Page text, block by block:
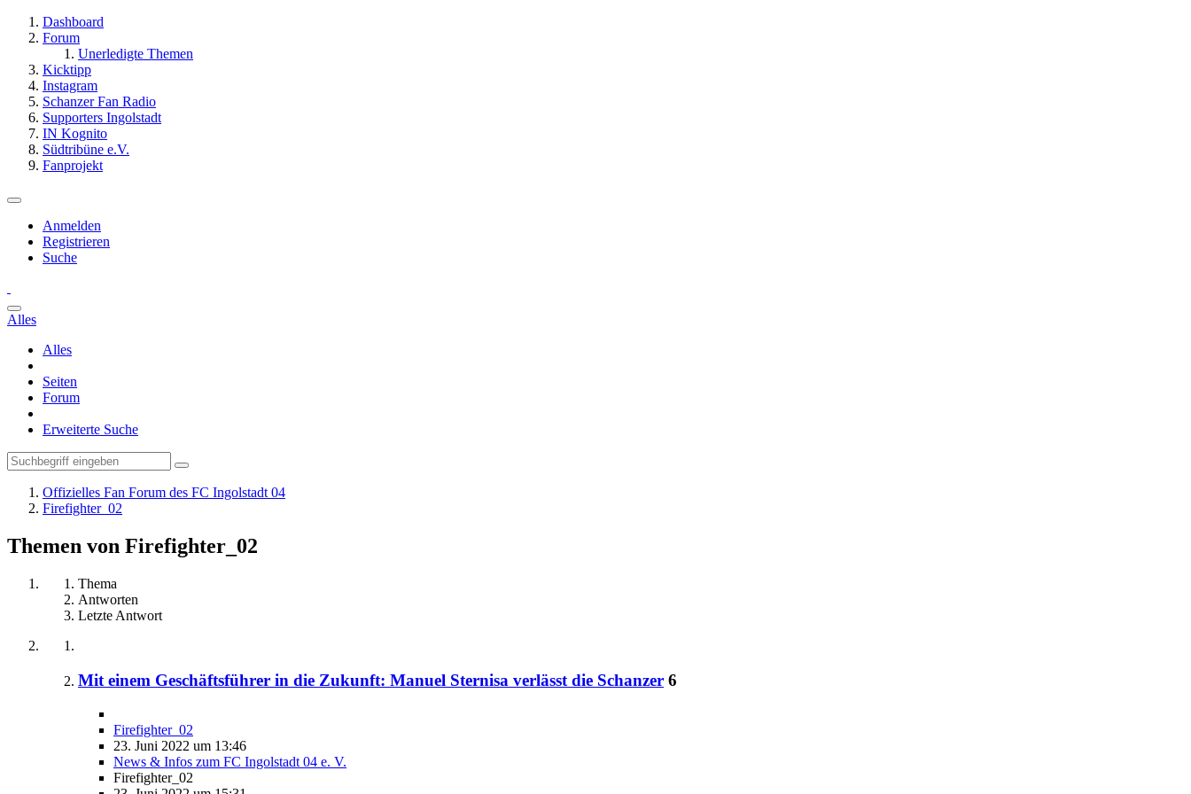
Dashboard
Forum
Unerledigte Themen
Kicktipp
Instagram
Schanzer Fan Radio
Supporters Ingolstadt
IN Kognito
Südtribüne e.V.
Fanprojekt
Anmelden
Registrieren
Suche
Alles
Alles
Seiten
Forum
Erweiterte Suche
Offizielles Fan Forum des FC Ingolstadt 04
Firefighter_02
Themen von Firefighter_02
Thema
Antworten
Letzte Antwort
Mit einem Geschäftsführer in die Zukunft: Manuel Sternisa verlässt die Schanzer 6
Firefighter_02
23. Juni 2022 um 13:46
News & Infos zum FC Ingolstadt 04 e. V.
Firefighter_02